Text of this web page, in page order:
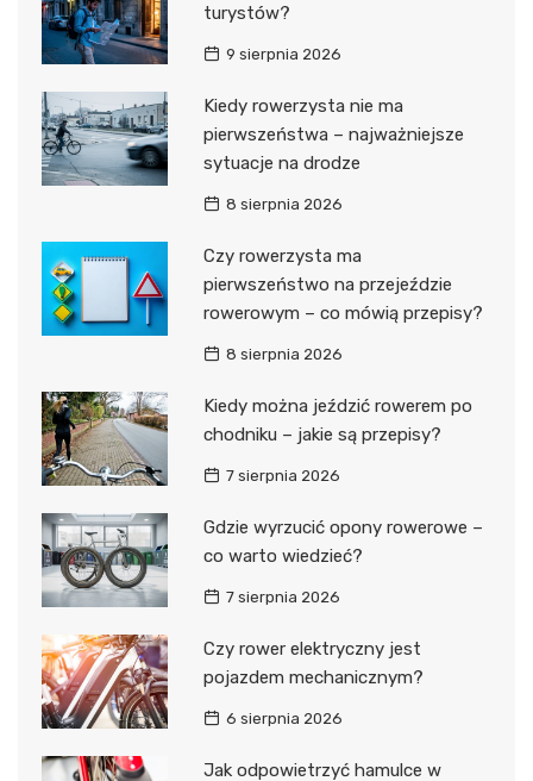
turystów?
9 sierpnia 2026
Kiedy rowerzysta nie ma
pierwszeństwa – najważniejsze
sytuacje na drodze
8 sierpnia 2026
Czy rowerzysta ma
pierwszeństwo na przejeździe
rowerowym – co mówią przepisy?
8 sierpnia 2026
Kiedy można jeździć rowerem po
chodniku – jakie są przepisy?
7 sierpnia 2026
Gdzie wyrzucić opony rowerowe –
co warto wiedzieć?
7 sierpnia 2026
Czy rower elektryczny jest
pojazdem mechanicznym?
6 sierpnia 2026
Jak odpowietrzyć hamulce w